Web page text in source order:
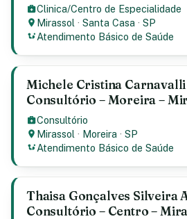
Clinica/Centro de Especialidade
Mirassol ·Santa Casa ·SP
Atendimento Básico de Saúde
Michele Cristina Carnavalli
Consultório – Moreira –
Consultório
Mirassol · Moreira ·SP
Atendimento Básico de Saúde
Thaisa Gonçalves Silveira
Consultório – Centro –